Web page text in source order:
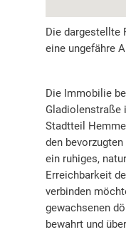
Die dargestellte
eine ungefähre
Die Immobilie
Gladiolenstraße
Stadtteil
den
ein ruhiges,
Erreichbarkeit
verbinden
gewachsenen
bewahrt und